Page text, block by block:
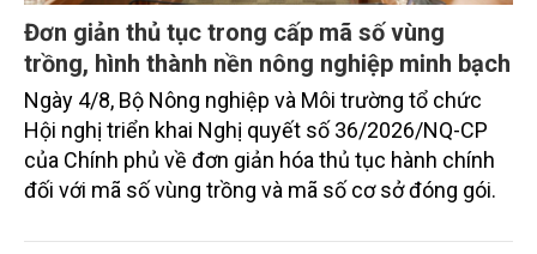
Đơn giản thủ tục trong cấp mã số vùng
trồng, hình thành nền nông nghiệp minh bạch
Ngày 4/8, Bộ Nông nghiệp và Môi trường tổ chức
Hội nghị triển khai Nghị quyết số 36/2026/NQ-CP
của Chính phủ về đơn giản hóa thủ tục hành chính
đối với mã số vùng trồng và mã số cơ sở đóng gói.